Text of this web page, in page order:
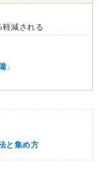
軽減される
」
と集め方